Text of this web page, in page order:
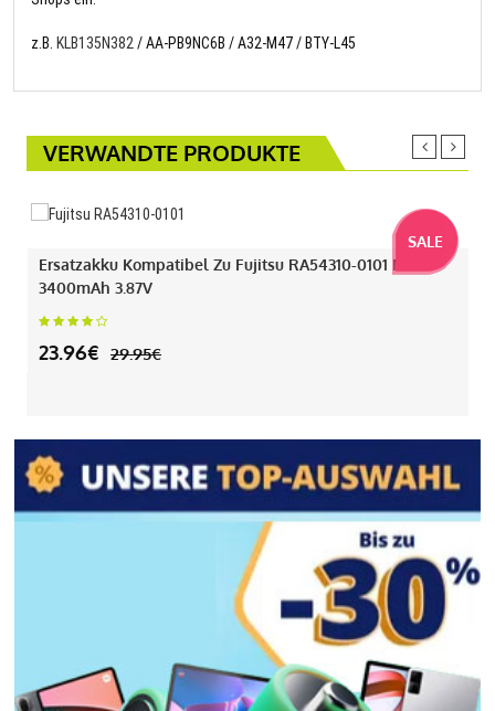
z.B. KLB135N382/ AA-PB9NC6B / A32-M47 / BTY-L45
VERWANDTE PRODUKTE
SALE
Ersatzakku Kompatibel Zu Fujitsu RA54310-0101 Mit
3400mAh 3.87V
23.96€ 29.95€